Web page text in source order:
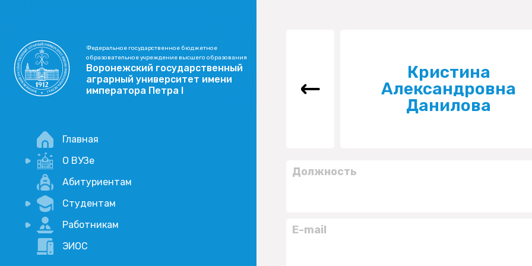
Федеральное государственное бюджетное
образовательное учреждение высшего образования
Воронежский государственный
аграрный университет имени
императора Петра I
Главная
О ВУЗе
Новости
Учебный процесс
Научная деятельность
Абитуриентам
Студентам
Портал дистанционого обучения
Академические отпуска
Работникам
Внимание, опрос!
ЭИОС
Кристина
Александровна
Данилова
Должность
E-mail